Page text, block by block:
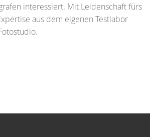
interessiert. Mit Leidenschaft fürs
aus dem eigenen Testlabor